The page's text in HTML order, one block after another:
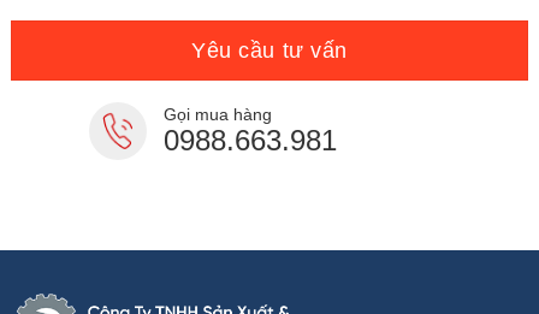
7,000,000₫.
Yêu cầu tư vấn
Gọi mua hàng
0988.663.981